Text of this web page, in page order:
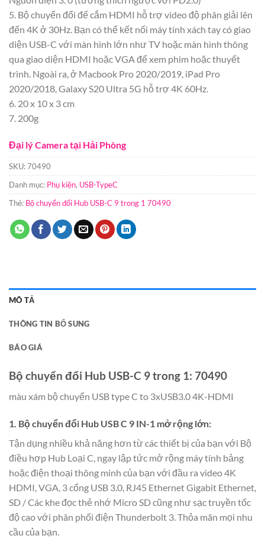
5. Bộ chuyển đổi đế cắm HDMI hỗ trợ video độ phân giải lên
đến 4K ở 30Hz. Bạn có thể kết nối máy tính xách tay có giao
diện USB-C với màn hình lớn như TV hoặc màn hình thông
qua giao diện HDMI hoặc VGA để xem phim hoặc thuyết
trình. Ngoài ra, ở Macbook Pro 2020/2019, iPad Pro
2020/2018, Galaxy S20 Ultra 5G hỗ trợ 4K 60Hz.
6. 20 x 10 x 3 cm
7. 200g
Đại lý Camera tại Hải Phòng
SKU:70490
Danh mục: Phụ kiện, USB-TypeC
Thẻ: Bộ chuyển đổi Hub USB-C 9 trong 1 70490
MÔ TẢ
THÔNG TIN BỔ SUNG
BÁO GIÁ
Bộ chuyển đổi Hub USB-C 9 trong 1: 70490
màu xám bộ chuyển USB type C to 3xUSB3.0 4K-HDMI
1. Bộ chuyển đổi Hub USB C 9 IN-1 mở rộng lớn:
Tận dụng nhiều khả năng hơn từ các thiết bị của bạn với Bộ
điều hợp Hub Loại C, ngay lập tức mở rộng máy tính bảng
hoặc điện thoại thông minh của bạn với đầu ra video 4K
HDMI, VGA, 3 cổng USB 3.0, RJ45 Ethernet Gigabit Ethernet,
SD / Các khe đọc thẻ nhớ Micro SD cũng như sạc truyền tốc
độ cao với phân phối điện Thunderbolt 3. Thỏa mãn mọi nhu
cầu của bạn.